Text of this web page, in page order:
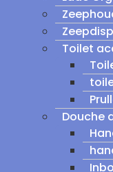
Toilet
Douche